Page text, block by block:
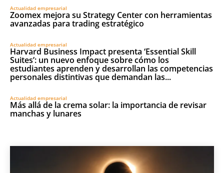
Actualidad empresarial
Zoomex mejora su Strategy Center con herramientas
avanzadas para trading estratégico
Actualidad empresarial
Harvard Business Impact presenta ‘Essential Skill
Suites’: un nuevo enfoque sobre cómo los
estudiantes aprenden y desarrollan las competencias
personales distintivas que demandan las...
Actualidad empresarial
Más allá de la crema solar: la importancia de revisar
manchas y lunares